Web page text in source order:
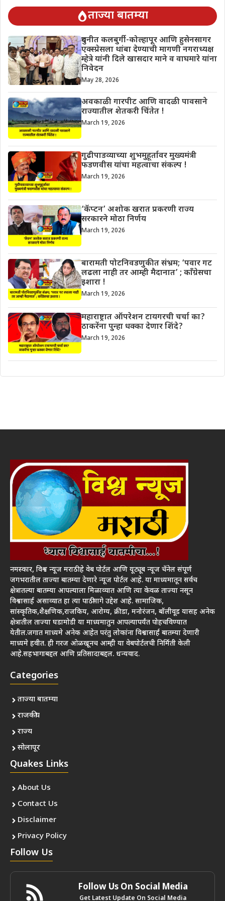
ताज्या बातम्या
दुधनीत कलबुर्गी-कोल्हापूर आणि हुसेनसागर
एक्स्प्रेसला थांबा देण्याची मागणी नगराध्यक्ष
म्हेत्रे यांनी दिले खासदार माने व वाघमारे यांना
निवेदन
May 28, 2026
अवकाळी गारपीट आणि वादळी पावसाने
राज्यातील शेतकरी चिंतेत !
March 19, 2026
गुढीपाडव्याच्या शुभमुहूर्तावर मुख्यमंत्री
फडणवीस यांचा महत्वाचा संकल्प !
March 19, 2026
‘कॅप्टन’ अशोक खरात प्रकरणी राज्य
सरकारने मोठा निर्णय
March 19, 2026
बारामती पोटनिवडणुकीत संभ्रम; ‘पवार गट
लढला नाही तर आम्ही मैदानात’ ; काँग्रेसचा
इशारा !
March 19, 2026
महाराष्ट्रात ऑपरेशन टायगरची चर्चा का?
ठाकरेंना पुन्हा धक्का देणार शिंदे?
March 19, 2026
नमस्कार, विश्व न्यूज मराठी हे वेब पोर्टल आणि यूट्यूब न्यूज चॅनेल संपूर्ण
जगभरातील ताज्या बातम्या देणारे न्यूज पोर्टल आहे. या माध्यमातून सर्वच
क्षेत्रातल्या बातम्या आपल्याला मिळाव्यात आणि त्या केवळ ताज्या नसून
विश्वासार्ह असाव्यात हा त्या पाठीमागे उद्देश आहे. सामाजिक,
सांस्कृतिक,शैक्षणिक,राजकिय, आरोग्य, क्रीडा, मनोरंजन, बॉलीवूड यासह अनेक
क्षेत्रातील ताज्या घडामोडी या माध्यमातुन आपल्यापर्यंत पोहचविण्यात
येतील.जगात माध्यमे अनेक आहेत परंतु लोकांना विश्वासार्ह बातम्या देणारी
माध्यमे हवीत. ही गरज ओळखूनच आम्ही या वेबपोर्टलची निर्मिती केली
आहे.सहभागाबद्दल आणि प्रतिसादाबद्दल. धन्यवाद.
Categories
ताज्या बातम्या
राजकीय
राज्य
सोलापूर
Quakes Links
About Us
Contact Us
Disclaimer
Privacy Policy
Follow Us
Follow Us On Social Media
Get Latest Update On Social Media